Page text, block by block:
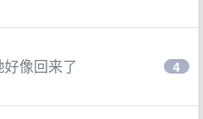
像回来了 4